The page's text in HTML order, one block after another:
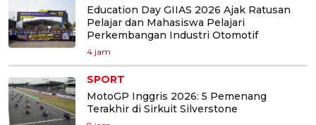
Education Day GIIAS 2026 Ajak Ratusan
Pelajar dan Mahasiswa Pelajari
Perkembangan Industri Otomotif
4 jam
SPORT
MotoGP Inggris 2026: 5 Pemenang
Terakhir di Sirkuit Silverstone